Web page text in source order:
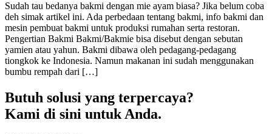
Sudah tau bedanya bakmi dengan mie ayam biasa? Jika belum coba
deh simak artikel ini. Ada perbedaan tentang bakmi, info bakmi dan
mesin pembuat bakmi untuk produksi rumahan serta restoran.
Pengertian Bakmi Bakmi/Bakmie bisa disebut dengan sebutan
yamien atau yahun. Bakmi dibawa oleh pedagang-pedagang
tiongkok ke Indonesia. Namun makanan ini sudah menggunakan
bumbu rempah dari […]
Butuh solusi yang terpercaya?
Kami di sini untuk Anda.